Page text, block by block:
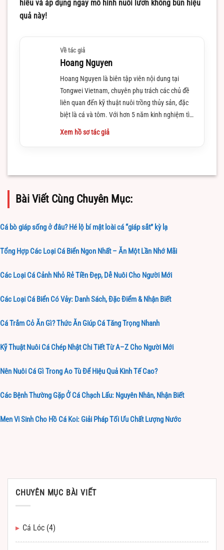
hiểu và áp dụng ngay mô hình nuôi lươn không bùn hiệu
quả này!
Về tác giả
Hoang Nguyen
Hoang Nguyen là biên tập viên nội dung tại
Tongwei Vietnam, chuyên phụ trách các chủ đề
liên quan đến kỹ thuật nuôi trồng thủy sản, đặc
biệt là cá và tôm. Với hơn 5 năm kinh nghiệm tìm
hiểu và làm việc trong lĩnh vực này
Xem hồ sơ tác giả
Bài Viết Cùng Chuyên Mục:
Cá bò giáp sống ở đâu? Hé lộ bí mật loài cá “giáp sắt” kỳ lạ
Tổng Hợp Các Loại Cá Biển Ngon Nhất – Ăn Một Lần Nhớ Mãi
Các Loại Cá Cảnh Nhỏ Rẻ Tiền Đẹp, Dễ Nuôi Cho Người Mới
Các Loại Cá Biển Có Vảy: Danh Sách, Đặc Điểm & Nhận Biết
Cá Trắm Cỏ Ăn Gì? Thức Ăn Giúp Cá Tăng Trọng Nhanh
Kỹ Thuật Nuôi Cá Chép Nhật Chi Tiết Từ A–Z Cho Người Mới
Nên Nuôi Cá Gì Trong Ao Tù Để Hiệu Quả Kinh Tế Cao?
Các Bệnh Thường Gặp Ở Cá Chạch Lấu: Nguyên Nhân, Nhận Biết
Men Vi Sinh Cho Hồ Cá Koi: Giải Pháp Tối Ưu Chất Lượng Nước
CHUYÊN MỤC BÀI VIẾT
Cá Lóc (4)